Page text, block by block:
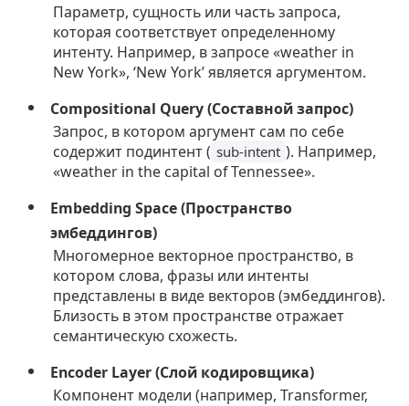
Параметр, сущность или часть запроса,
которая соответствует определенному
интенту. Например, в запросе «weather in
New York», ‘New York’ является аргументом.
Compositional Query (Составной запрос)
Запрос, в котором аргумент сам по себе
содержит подинтент ( sub-intent ). Например,
«weather in the capital of Tennessee».
Embedding Space (Пространство
эмбеддингов)
Многомерное векторное пространство, в
котором слова, фразы или интенты
представлены в виде векторов (эмбеддингов).
Близость в этом пространстве отражает
семантическую схожесть.
Encoder Layer (Слой кодировщика)
Компонент модели (например, Transformer,